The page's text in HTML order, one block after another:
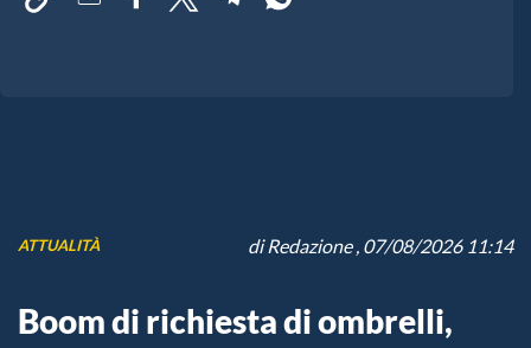
ATTUALITÀ diRedazione, 07/08/2026 11:14
Boom di richiesta di ombrelli,